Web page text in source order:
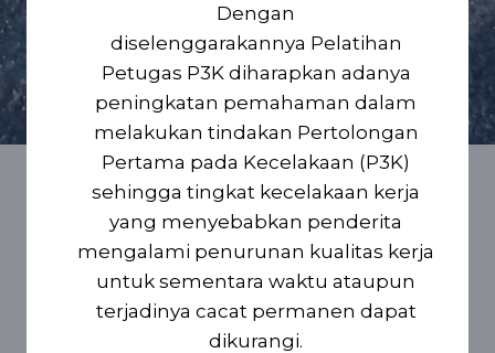
Dengan
diselenggarakannya Pelatihan
Petugas P3K diharapkan adanya
peningkatan pemahaman dalam
melakukan tindakan Pertolongan
Pertama pada Kecelakaan (P3K)
sehingga tingkat kecelakaan kerja
yang menyebabkan penderita
mengalami penurunan kualitas kerja
untuk sementara waktu ataupun
terjadinya cacat permanen dapat
dikurangi.